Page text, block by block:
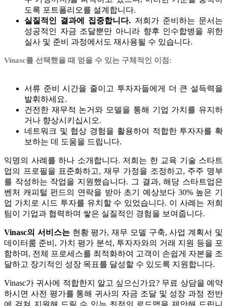
도록 포트폴리오를 설계합니다.
실질적인 결과에 집중합니다. 저희가 준비하는 문서는
성공적인 자금 조달뿐만 아니라 향후 인수합병을 위한
실사 및 준비 과정에서도 재사용될 수 있습니다.
Vinasc를 선택했을 때 얻을 수 있는 구체적인 이점:
서류 준비 시간을 줄이고 투자자들에게 더 큰 설득력을
발휘하세요.
건전한 재무적 논거와 모델을 통해 기업 가치를 유지하
거나 향상시키십시오.
네트워크 및 협상 경험을 활용하여 적합한 투자자를 확
보하는 데 도움을 드립니다.
익명의 사례를 하나 소개합니다. 저희는 한 교육 기술 스타트
업의 프로필을 표준화하고, 재무 가정을 조정하고, 주주 명부
를 작성하는 작업을 지원했습니다. 그 결과, 해당 스타트업은
벤처 캐피털 펀드의 연락을 받아 초기 예상보다 30% 높은 기
업 가치로 시드 투자를 유치할 수 있었습니다. 이 사례는 저희
팀이 기업과 협력하며 쌓은 실질적인 경험을 보여줍니다.
Vinasc의 서비스는 현황 평가, 재무 모델 구축, 사업 계획서 및
데이터룸 준비, 가치 평가 분석, 투자자와의 거래 지원 등을 포
함하며, 전체 프로세스를 최적화하여 고객이 손쉽게 자본을 조
달하고 장기적인 성장 목표를 달성할 수 있도록 지원합니다.
Vinasc가 귀사에 적합한지 알고 싶으신가요? 무료 상담을 예약
하시면 사전 평가를 통해 귀사의 자금 조달 및 성장 과정 전반